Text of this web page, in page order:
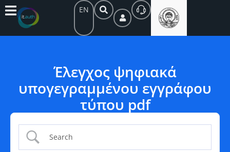
EN
Έλεγχος ψηφιακά
υπογεγραμμένου εγγράφου
τύπου pdf